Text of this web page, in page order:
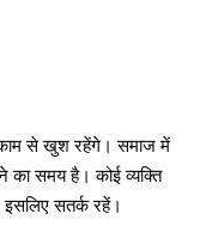
से खुश रहेंगे। समाज में
का समय है। कोई व्यक्ति
सतर्क रहें।